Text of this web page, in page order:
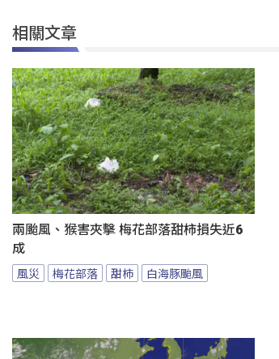
相關文章
兩颱風、猴害夾擊 梅花部落甜柿損失近6
成
風災 梅花部落 甜柿 白海豚颱風